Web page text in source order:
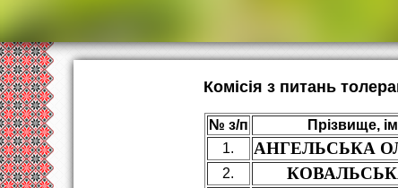
Комісія з питань
№ з/п Прізвище,
1.
АНГЕЛЬСЬКА
2.